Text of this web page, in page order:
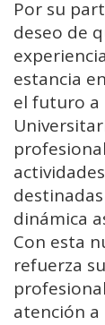
Por su
deseo de
estancia
el futuro a
dinámica
Con esta
refuerza
atención a